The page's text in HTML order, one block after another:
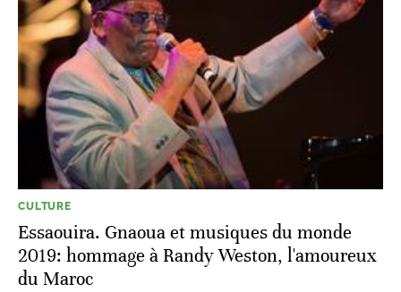
CULTURE
Essaouira. Gnaoua et musiques du monde
2019: hommage à Randy Weston, l'amoureux
du Maroc